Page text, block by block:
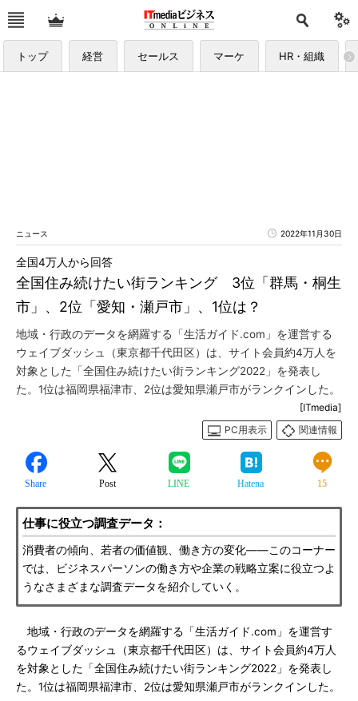
トップ 経営 セールス マーケ HR・組織
ニュース 2022年11月30日
全国住み続けたい街ランキング 3位「群馬・桐生
市」、2位「愛知・瀬戸市」、1位は？
全国4万人から回答
地域・行政のデータを網羅する「生活ガイド.com」を運営する
ウェイブダッシュ（東京都千代田区）は、サイト会員約4万人を
対象とした「全国住み続けたい街ランキング2022」を発表し
た。1位は福岡県福津市、2位は愛知県瀬戸市がランクインした。
[ITmedia]
PC用表示
関連情報
Share Post LINE Hatena 15
仕事に役立つ調査データ：
消費者の傾向、若者の価値観、働き方の変化――このコーナー
では、ビジネスパーソンの働き方や企業の戦略立案に役立つよ
うなさまざまな調査データを紹介していく。
地域・行政のデータを網羅する「生活ガイド.com」を運営す
るウェイブダッシュ（東京都千代田区）は、サイト会員約4万人
を対象とした「全国住み続けたい街ランキング2022」を発表し
た。1位は福岡県福津市、2位は愛知県瀬戸市がランクインした。